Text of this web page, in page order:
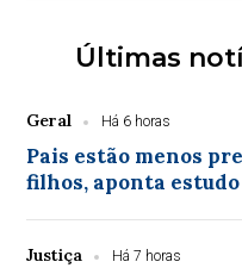
Últimas
Geral Há 6 horas
Pais estão menos
filhos, aponta estudo
Justiça Há 7 horas